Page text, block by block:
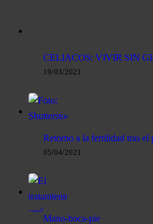
CELIACOS: VIVIR SIN
19/03/2021
Retorno a la fertilidad tras el
05/04/2021
Mano-boca-pie